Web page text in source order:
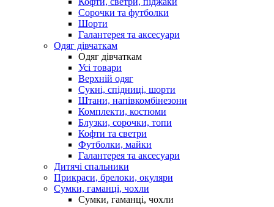
Сорочки та футболки
Шорти
Галантерея та аксесуари
Одяг дівчаткам
Одяг дівчаткам
Усі товари
Верхній одяг
Сукні, спідниці, шорти
Штани, напівкомбінезони
Комплекти, костюми
Блузки, сорочки, топи
Кофти та светри
Футболки, майки
Галантерея та аксесуари
Дитячі спальники
Прикраси, брелоки, окуляри
Сумки, гаманці, чохли
Сумки, гаманці, чохли